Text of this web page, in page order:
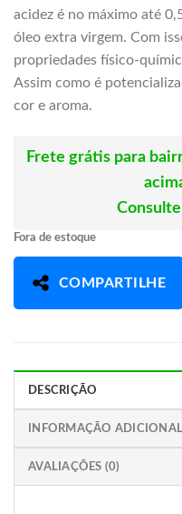
acidez é no máximo até
óleo extra virgem. Com
propriedades físico-
Assim como é
cor e aroma.
Frete grátis para
Fora de estoque
COMPARTILHE
DESCRIÇÃO
INFORMAÇÃO ADICIONAL
AVALIAÇÕES (0)